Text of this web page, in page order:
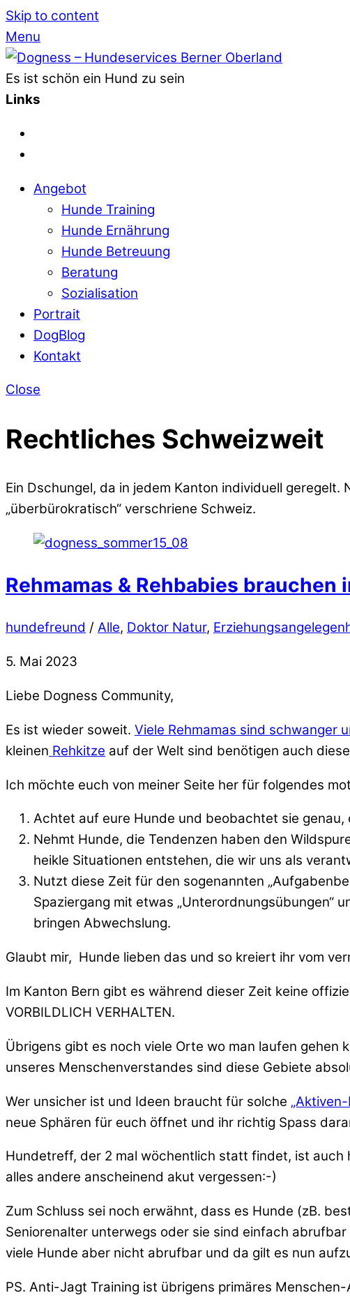
Skip to content
Menu
Es ist schön ein Hund zu sein
Links
Angebot
Hunde Training
Hunde Ernährung
Hunde Betreuung
Beratung
Sozialisation
Portrait
DogBlog
Kontakt
Close
Rechtliches Schweizweit
Ein Dschungel, da in jedem Kanton individuell
„überbürokratisch“ verschriene Schweiz.
Rehmamas & Rehbabies brauchen
hundefreund / Alle, Doktor Natur,
5. Mai 2023
Liebe Dogness Community,
Es ist wieder soweit. Viele Rehmamas sind schwanger
kleinen Rehkitze auf der Welt sind benötigen auch
Ich möchte euch von meiner Seite her für folgendes
Achtet auf eure Hunde und beobachtet sie
Nehmt Hunde, die Tendenzen haben den
heikle Situationen entstehen, die wir uns als
Nutzt diese Zeit für den sogenannten
Spaziergang mit etwas „Unterordnungsübungen“
bringen Abwechslung.
Glaubt mir, Hunde lieben das und so kreiert ihr vom
Im Kanton Bern gibt es während dieser Zeit keine
VORBILDLICH VERHALTEN.
Übrigens gibt es noch viele Orte wo man laufen
unseres Menschenverstandes sind diese Gebiete
Wer unsicher ist und Ideen braucht für solche
neue Sphären für euch öffnet und ihr richtig Spass
Hundetreff, der 2 mal wöchentlich statt findet, ist
alles andere anscheinend akut vergessen:-)
Zum Schluss sei noch erwähnt, dass es Hunde (zB.
Seniorenalter unterwegs oder sie sind einfach
viele Hunde aber nicht abrufbar und da gilt es nun
PS. Anti-Jagt Training ist übrigens primäres